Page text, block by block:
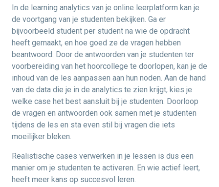
In de learning analytics van je online leerplatform kan je
de voortgang van je studenten bekijken. Ga er
bijvoorbeeld student per student na wie de opdracht
heeft gemaakt, en hoe goed ze de vragen hebben
beantwoord. Door de antwoorden van je studenten ter
voorbereiding van het hoorcollege te doorlopen, kan je de
inhoud van de les aanpassen aan hun noden. Aan de hand
van de data die je in de analytics te zien krijgt, kies je
welke case het best aansluit bij je studenten. Doorloop
de vragen en antwoorden ook samen met je studenten
tijdens de les en sta even stil bij vragen die iets
moeilijker bleken.
Realistische cases verwerken in je lessen is dus een
manier om je studenten te activeren. En wie actief leert,
heeft meer kans op succesvol leren.